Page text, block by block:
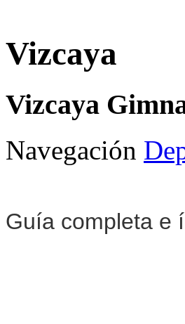
Vizcaya
Vizcaya
Navegación
Guía completa e